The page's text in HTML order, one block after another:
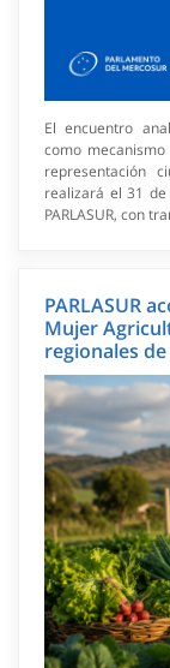
El encuentro
como
representación
realizará el 31
PARLASUR, con
PARLASUR
Mujer
regionales